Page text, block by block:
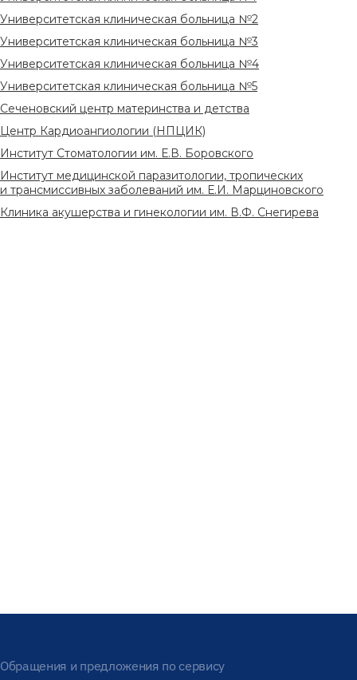
Университетская клиническая больница №2
Университетская клиническая больница №3
Университетская клиническая больница №4
Университетская клиническая больница №5
Сеченовский центр материнства и детства
Центр Кардиоангиологии (НПЦИК)
Институт Стоматологии им. Е.В. Боровского
Институт медицинской паразитологии, тропических
и трансмиссивных заболеваний им. Е.И. Марциновского
Клиника акушерства и гинекологии им. В.Ф. Снегирева
Обращения и предложения по сервису